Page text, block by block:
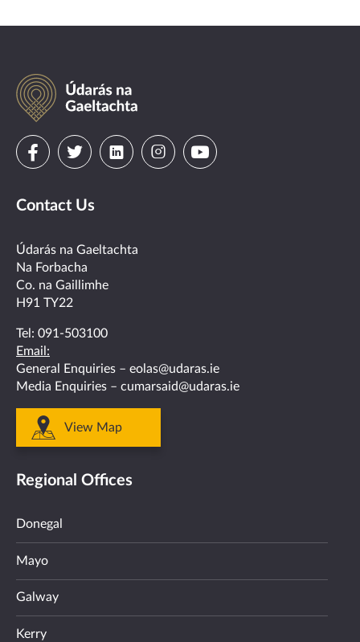
Údarás
na
Gaeltachta
Visit
on
facebook
Visit
on
twitter
Visit
linkedin
VisitVisit
Contact Us
Údarás na Gaeltachta
Na Forbacha
Co. na Gaillimhe
H91 TY22
Tel: 091-503100
Email:
General Enquiries – eolas@udaras.ie
Media Enquiries – cumarsaid@udaras.ie
View Map
Regional Offices
Donegal
Mayo
Galway
Kerry